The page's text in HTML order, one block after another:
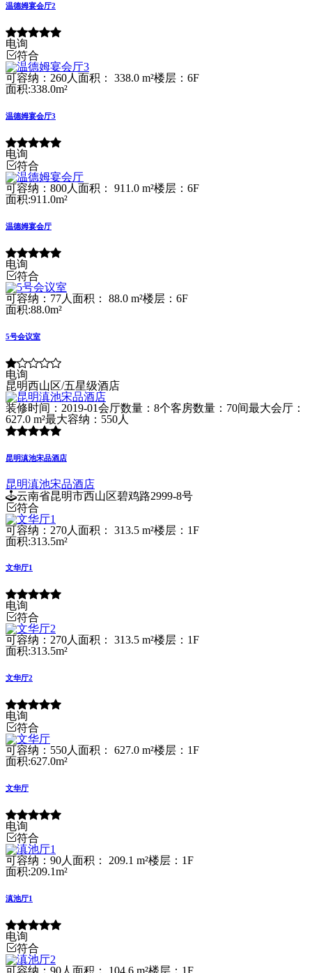
温德姆宴会厅2
电询
符合
可容纳：260人 面积： 338.0 m²楼层：6F
面积:338.0m²
温德姆宴会厅3
电询
符合
可容纳：800人 面积： 911.0 m²楼层：6F
面积:911.0m²
温德姆宴会厅
电询
符合
可容纳：77人 面积： 88.0 m²楼层：6F
面积:88.0m²
5号会议室
电询
昆明西山区/五星级酒店
装修时间：2019-01会厅数量：8个客房数量：70间最大会厅：
627.0 m²最大容纳：550人
昆明滇池宋品酒店
昆明滇池宋品酒店
云南省昆明市西山区碧鸡路2999-8号
符合
可容纳：270人 面积： 313.5 m²楼层：1F
面积:313.5m²
文华厅1
电询
符合
可容纳：270人面积： 313.5 m²楼层：1F
面积:313.5m²
文华厅2
电询
符合
可容纳：550人 面积： 627.0 m²楼层：1F
面积:627.0m²
文华厅
电询
符合
可容纳：90人 面积： 209.1 m²楼层：1F
面积:209.1m²
滇池厅1
电询
符合